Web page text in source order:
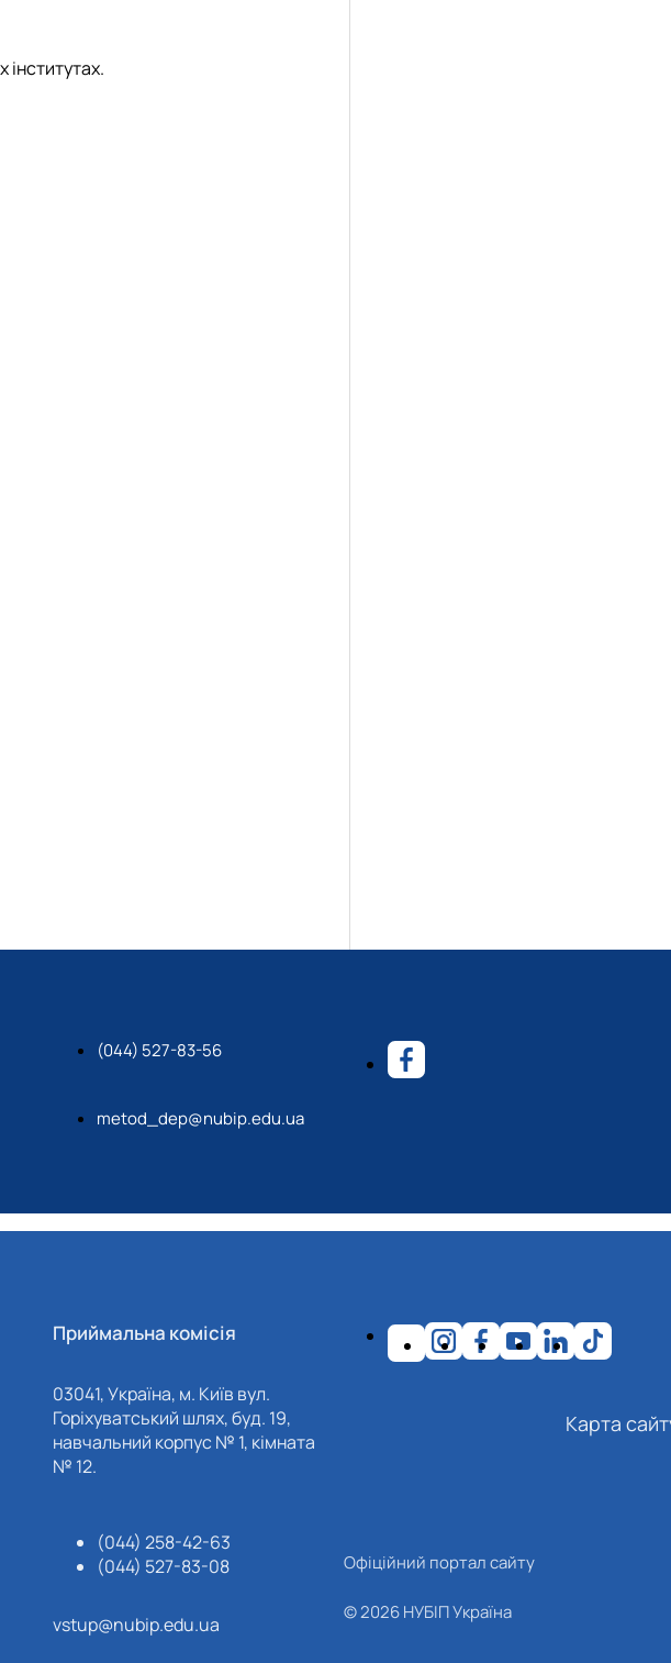
інститутах.
(044) 527-83-56
metod_dep@nubip.edu.ua
Приймальна комісія
03041, Україна, м. Київ вул.
Горіхуватський шлях, буд. 19,
навчальний корпус № 1, кімната
№ 12.
(044) 258-42-63
(044) 527-83-08
vstup@nubip.edu.ua
Карта
Офіційний портал сайту
© 2026 НУБІП Україна